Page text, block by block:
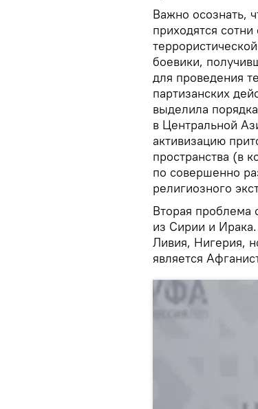
Важно осознать,
приходятся
боевики,
для проведения
партизанских
выделила
в Центральной
активизацию
пространства (в
по совершенно
религиозного
Вторая проблема
из Сирии и
Ливия, Нигерия,
является